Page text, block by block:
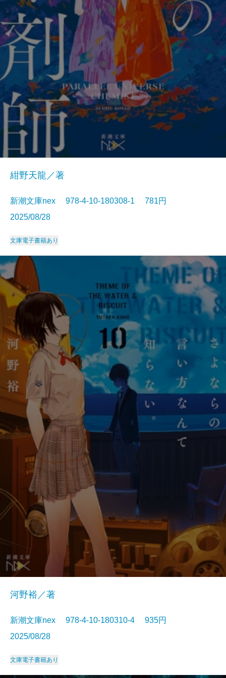
紺野天龍／著
新潮文庫nex 978-4-10-180308-1 781円
2025/08/28
文庫電子書籍あり
河野裕／著
新潮文庫nex 978-4-10-180310-4 935円
2025/08/28
文庫電子書籍あり